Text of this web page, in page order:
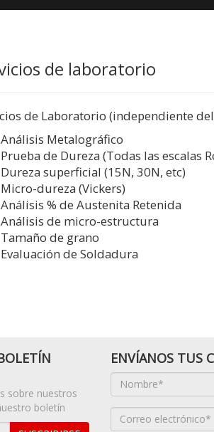
de laboratorio
de Laboratorio (independiente
Análisis Metalográfico
Prueba de Dureza (Todas las escalas
Dureza superficial (15N, 30N, etc)
Micro-dureza (Vickers)
Análisis % de Austenita Retenida
Análisis de micro-estructura
Tamaño de grano
Evaluación de Soldadura
sobre nuestros
boletín
ENVÍANOS TUS